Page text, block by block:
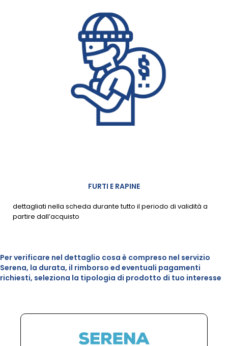
FURTI E RAPINE
dettagliati nella scheda durante tutto il periodo di validità a
partire dall’acquisto
Per verificare nel dettaglio cosa è compreso nel servizio
Serena, la durata, il rimborso ed eventuali pagamenti
richiesti, seleziona la tipologia di prodotto di tuo interesse